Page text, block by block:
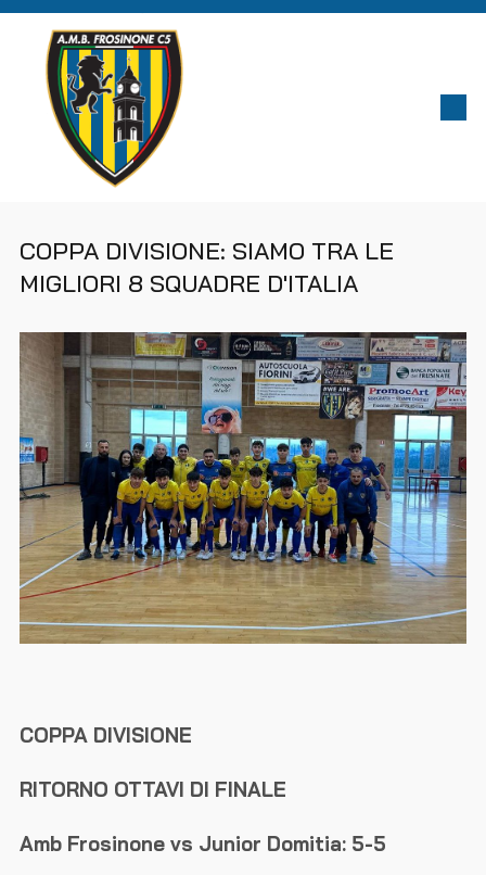
COPPA DIVISIONE: SIAMO TRA LE
MIGLIORI 8 SQUADRE D'ITALIA
COPPA DIVISIONE
RITORNO OTTAVI DI FINALE
Amb Frosinone vs Junior Domitia: 5-5